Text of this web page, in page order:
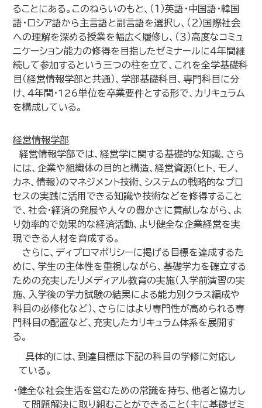
ることにある。このねらいのもと、（１）英語・中国語・韓国
語・ロシア語から主言語と副言語を選択し、（２）国際社会
への理解を深める授業を幅広く履修し、（３）高度なコミュ
ニケーション能力の修得を目指したゼミナールに４年間継
続して参加するという三つの柱を立て、これを全学基礎科
目（経営情報学部と共通）、学部基礎科目、専門科目に分
け、４年間・126単位を卒業要件とする形で、カリキュラム
を構成している。
経営情報学部
経営情報学部では、経営学に関する基礎的な知識、さら
には、企業や組織体の目的と構造、経営資源（ヒト、モノ、
カネ、情報）のマネジメント技術、システムの戦略的なプロ
セスの実践に活用できる知識や技術などを修得すること
で、社会・経済の発展や人々の豊かさに貢献しながら、よ
り効率的で効果的な経済活動、より健全な企業経営を実
現できる人材を育成する。
さらに、ディプロマポリシーに掲げる目標を達成するた
めに、学生の主体性を重視しながら、基礎学力を確立する
ための充実したリメディアル教育の実施（入学前演習の実
施、入学後の学力試験の結果による能力別クラス編成や
科目の必修化など）、さらにはより専門性が高められる専
門科目の配置など、充実したカリキュラム体系を展開す
る。
具体的には、到達目標は下記の科目の学修に対応し
ている。
・健全な社会生活を営むための常識を持ち、他者と協力し
て問題解決に取り組むことができること（主に基礎ゼミ